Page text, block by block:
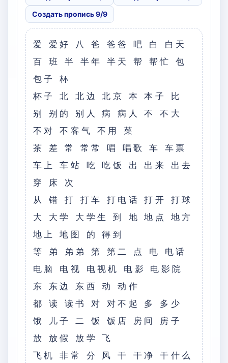
Создать пропись 9/9
爱 爱好 八 爸 爸爸 吧 白 白天
百 班 半 半年 半天 帮 帮忙 包
包子 杯
杯子 北 北边 北京 本 本子 比
别 别的 别人 病 病人 不 不大
不对 不客气 不用 菜
茶 差 常 常常 唱 唱歌 车 车票
车上 车站 吃 吃饭 出 出来 出去
穿 床 次
从 错 打 打车 打电话 打开 打球
大 大学 大学生 到 地 地点 地方
地上 地图 的 得到
等 弟 弟弟 第 第二 点 电 电话
电脑 电视 电视机 电影 电影院
东 东边 东西 动 动作
都 读 读书 对 对不起 多 多少
饿 儿子 二 饭 饭店 房间 房子
放 放假 放学 飞
飞机 非常 分 风 干 干净 干什么